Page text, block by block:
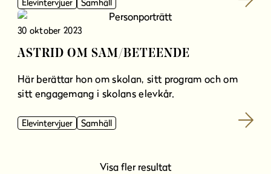
30 oktober 2023
ASTRID OM SAM/BETEENDE
Här berättar hon om skolan, sitt program och om
sitt engagemang i skolans elevkår.
Elevintervjuer Samhäll
Visa fler resultat